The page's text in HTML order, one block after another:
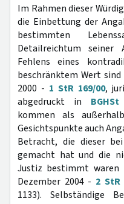
Im Rahmen dieser
die Einbettung der
bestimmten
Detailreichtum seiner
Fehlens eines
beschränktem Wert
2000 - 1 StR 169/00,
abgedruckt in
kommen als
Gesichtspunkte auch
Betracht, die dieser
gemacht hat und die
Justiz bestimmt waren
Dezember 2004 - 2 StR
1133). Selbständige